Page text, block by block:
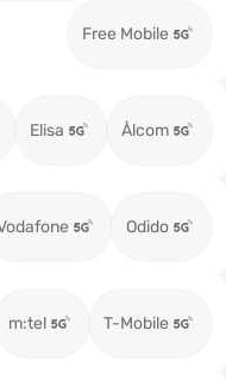
Free Mobile
Elisa Ålcom
Odido
m:tel T-Mobile